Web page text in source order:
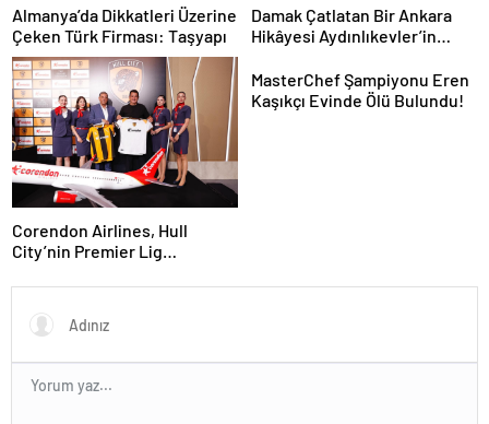
Geldi
Almanya’da Dikkatleri Üzerine
Çeken Türk Firması: Taşyapı
Damak Çatlatan Bir Ankara
Hikâyesi Aydınlıkevler’in
Corendon Airlines, Hull
City’nin Premier Lig
sürdürüyor
MasterChef Şampiyonu Eren
Kaşıkçı Evinde Ölü Bulundu!